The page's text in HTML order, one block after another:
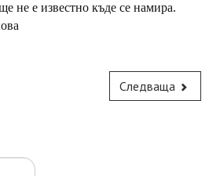
не е известно къде се намира.
Следваща